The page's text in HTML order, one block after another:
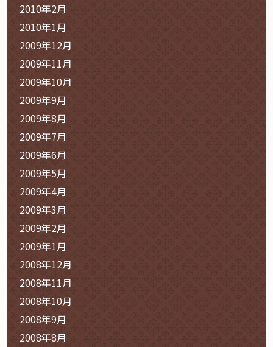
2010年2月
2010年1月
2009年12月
2009年11月
2009年10月
2009年9月
2009年8月
2009年7月
2009年6月
2009年5月
2009年4月
2009年3月
2009年2月
2009年1月
2008年12月
2008年11月
2008年10月
2008年9月
2008年8月